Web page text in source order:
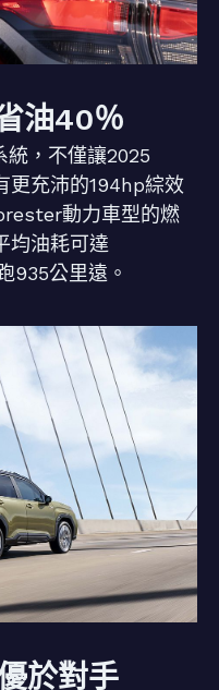
油40％
，不僅讓2025
充沛的194hp綜效
動力車型的燃
均油耗可達
935公里遠。
於對手